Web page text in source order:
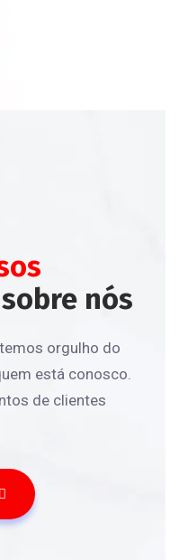
sobre nós
orgulho do
está conosco.
de clientes